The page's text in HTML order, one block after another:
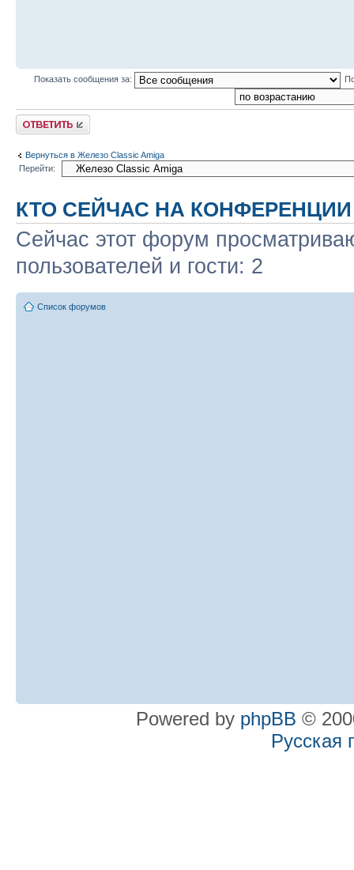
Показать сообщения за:
Ответить
Вернуться в Железо Classic Amiga
Перейти:
КТО СЕЙЧАС НА КОНФЕРЕНЦИИ
Сейчас этот форум
пользователей и гости: 2
Список форумов
Powered by phpBB ©
Русская